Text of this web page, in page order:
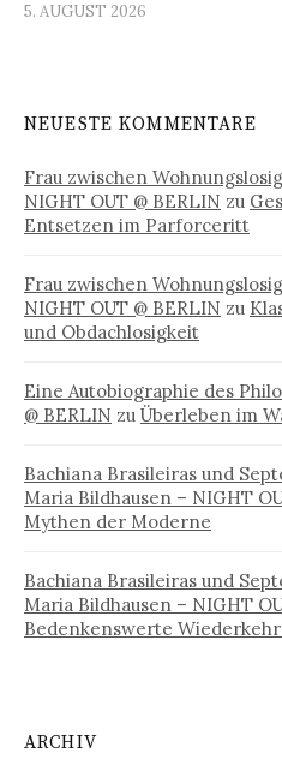
5. AUGUST 2026
NEUESTE KOMMENTARE
Frau zwischen
NIGHT OUT @ BERLIN zu
Entsetzen im Parforceritt
Frau zwischen
NIGHT OUT @ BERLIN zu
und Obdachlosigkeit
Eine Autobiographie des
@ BERLIN zu Überleben im
Bachiana Brasileiras und
Maria Bildhausen – NIGHT
Mythen der Moderne
Bachiana Brasileiras und
Maria Bildhausen – NIGHT
Bedenkenswerte
ARCHIV